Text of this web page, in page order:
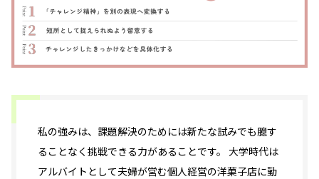
私の強みは、課題解決のためには新たな試みでも臆す
ることなく挑戦できる力があることです。 大学時代は
アルバイトとして夫婦が営む個人経営の洋菓子店に勤